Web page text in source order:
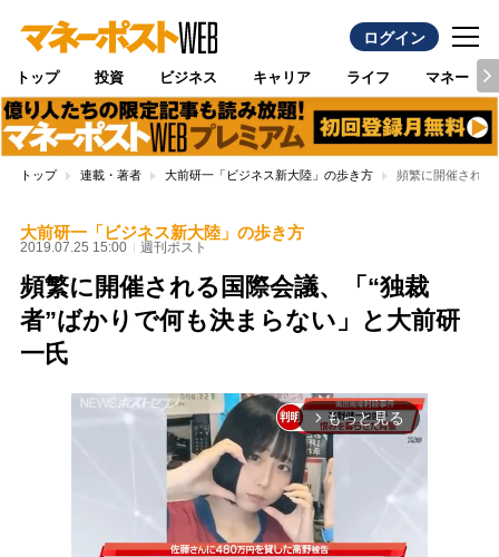
ログイン
トップ 投資 ビジネス キャリア ライフ マネー
トップ 連載・著者 大前研一「ビジネス新大陸」の歩き方 頻繁に開催される
大前研一「ビジネス新大陸」の歩き方
2019.07.25 15:00 週刊ポスト
頻繁に開催される国際会議、「“独裁
者”ばかりで何も決まらない」と大前研
一氏
arrow_forward_ios もっと見る